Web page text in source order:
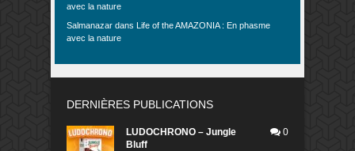
avec la nature
Salmanazar dans Life of the AMAZONIA : En phasme
avec la nature
DERNIÈRES PUBLICATIONS
LUDOCHRONO – Jungle
Bluff
0